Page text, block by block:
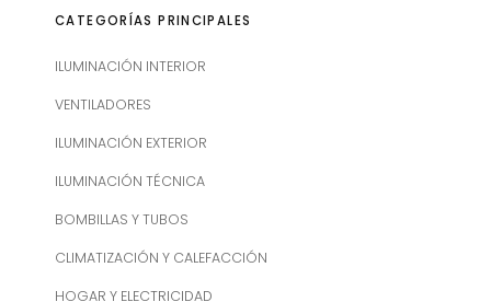
CATEGORÍAS PRINCIPALES
ILUMINACIÓN INTERIOR
VENTILADORES
ILUMINACIÓN EXTERIOR
ILUMINACIÓN TÉCNICA
BOMBILLAS Y TUBOS
CLIMATIZACIÓN Y CALEFACCIÓN
HOGAR Y ELECTRICIDAD